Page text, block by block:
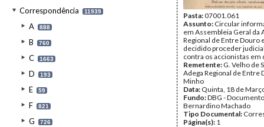
Correspondência 11939
A 888
B 760
C 1663
D 193
E 59
F 821
G 726
Pasta:07001.061
Assunto: Circular
em Assembleia Geral da
Regional de Entre Douro
decidido proceder
contra os accionistas em
Remetente: G. Velho de
Adega Regional de Entre
Minho
Data: Quinta, 18 de
Fundo:DBG -
Bernardino Machado
Tipo Documental:
Página(s): 1